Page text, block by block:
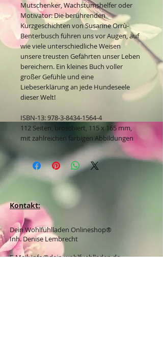
Mutschenker, Wachstumshelfer oder
Motivator: Die berührenden
Kurzgeschichten von Susanne Orrù-
Benterbusch führen uns vor Augen, auf
wie viele unterschiedliche Weisen
unsere treusten Gefährten unser Leben
bereichern. Ein kleines Buch voller
großer Gefühle und eine
Liebeserklärung an jede Hundeseele
dieser Welt!
ISBN-13: 978-3-8434-1564-4
112 Seiten, broschiert, 115 x 165 mm,
mit zahlreichen farbigen Abbildungen
Kontakt:
Dein Wohlfühlladen Onlineshop®
Inh. Denise Lembrecht
E-Mail:info@dein-wohlfuehlladen.de